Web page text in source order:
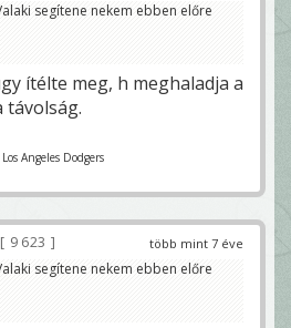
segítene nekem ebben előre
ítélte meg, h meghaladja a
távolság.
Angeles Dodgers
több mint 7 éve
9 623
segítene nekem ebben előre